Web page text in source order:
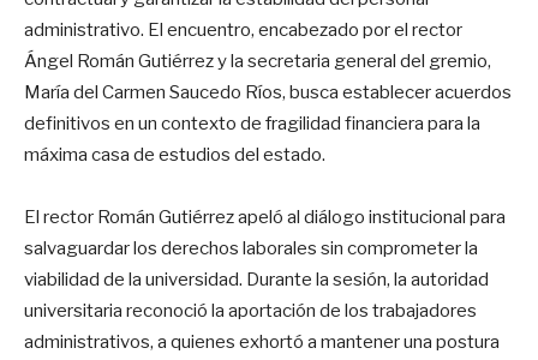
administrativo. El encuentro, encabezado por el rector
Ángel Román Gutiérrez y la secretaria general del gremio,
María del Carmen Saucedo Ríos, busca establecer acuerdos
definitivos en un contexto de fragilidad financiera para la
máxima casa de estudios del estado.
El rector Román Gutiérrez apeló al diálogo institucional para
salvaguardar los derechos laborales sin comprometer la
viabilidad de la universidad. Durante la sesión, la autoridad
universitaria reconoció la aportación de los trabajadores
administrativos, a quienes exhortó a mantener una postura